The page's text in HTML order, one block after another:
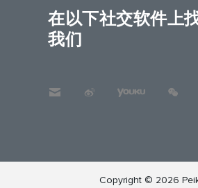
在以下社交软件上
我们
Copyright © 2026